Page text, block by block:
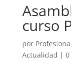
curso
por
Actualidad |